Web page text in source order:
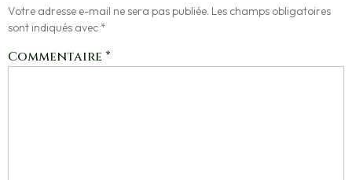
Votre adresse e-mail ne sera pas publiée. Les champs obligatoires
sont indiqués avec *
Commentaire *